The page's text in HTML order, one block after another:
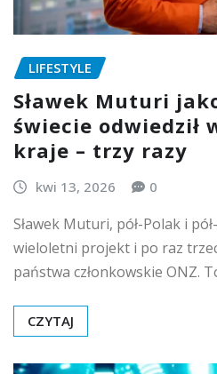
LIFESTYLE
Sławek Muturi
świecie odwiedził
kraje – trzy razy
kwi 13, 2026 0
Sławek Muturi, pół-Polak i
wieloletni projekt i po raz
państwa członkowskie ONZ.
CZYTAJ